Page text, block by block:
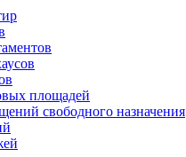
площадей
свободного назначения